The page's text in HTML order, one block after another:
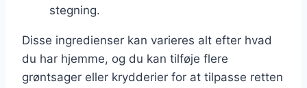
stegning.
Disse ingredienser kan varieres alt efter hvad
du har hjemme, og du kan tilføje flere
grøntsager eller krydderier for at tilpasse retten